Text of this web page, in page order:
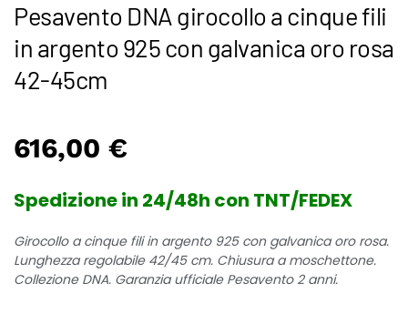
Pesavento DNA girocollo a cinque fili
in argento 925 con galvanica oro rosa
42-45cm
616,00 €
Spedizione in 24/48h con TNT/FEDEX
Girocollo a cinque fili in argento 925 con galvanica oro rosa.
Lunghezza regolabile 42/45 cm. Chiusura a moschettone.
Collezione DNA. Garanzia ufficiale Pesavento 2 anni.